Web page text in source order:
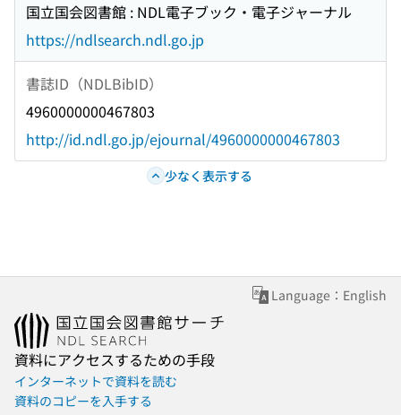
国立国会図書館 : NDL電子ブック・電子ジャーナル
https://ndlsearch.ndl.go.jp
書誌ID（NDLBibID）
4960000000467803
http://id.ndl.go.jp/ejournal/4960000000467803
少なく表示する
Language：English
資料にアクセスするための手段
インターネットで資料を読む
資料のコピーを入手する